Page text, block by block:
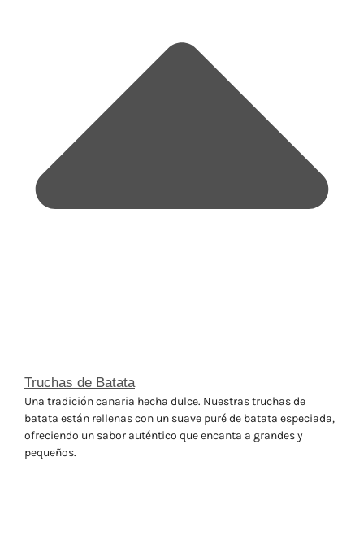
Truchas de Batata
Una tradición canaria hecha dulce. Nuestras truchas de
batata están rellenas con un suave puré de batata especiada,
ofreciendo un sabor auténtico que encanta a grandes y
pequeños.